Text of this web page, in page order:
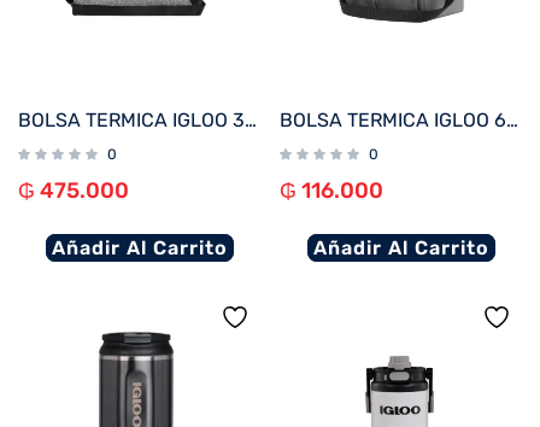
BOLSA TERMICA IGLOO 30 LATAS LARGE MOXIE DUFFEL GRIS 62115
0
₲ 475.000
Añadir Al Carrito
BOLSA TERMICA IGLOO 6 LATAS ESSENTIALS GRIS 66194
0
₲ 116.000
Añadir Al Carrito